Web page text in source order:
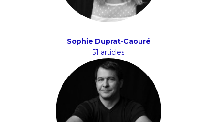
Sophie Duprat-Caouré
51 articles